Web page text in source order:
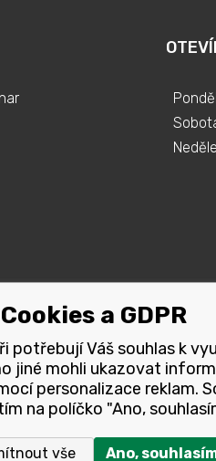
Neděle
Cookies a GDPR
potřebují Váš souhlas k
jiné mohli ukazovat
personalizace reklam.
na políčko "Ano,
vše Ano,